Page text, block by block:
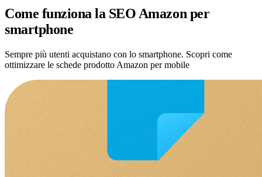
Come funziona la SEO Amazon per
smartphone
Sempre più utenti acquistano con lo smartphone. Scopri come
ottimizzare le schede prodotto Amazon per mobile